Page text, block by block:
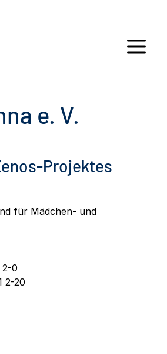
e. V.
Projektes
für Mädchen- und
2-0
2-20